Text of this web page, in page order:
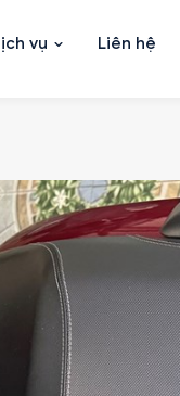
vụ Liên hệ